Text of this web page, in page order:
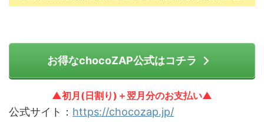
お得なchocoZAP公式はコチラ
▲初月(日割り)＋翌月分のお支払い▲
公式サイト： https://chocozap.jp/